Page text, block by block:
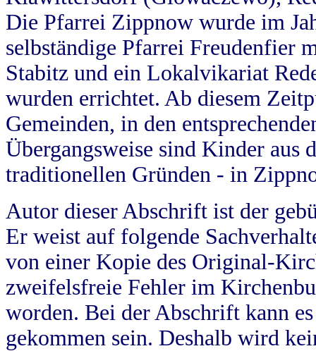
Die Pfarrei Zippnow wurde im
selbständige Pfarrei Freudenfier
Stabitz und ein Lokalvikariat
wurden errichtet. Ab diesem
Gemeinden, in den
Übergangsweise sind Kinder aus
traditionellen Gründen - in
Autor dieser Abschrift ist der
Er weist auf folgende
von einer Kopie des Original-
zweifelsfreie Fehler im
worden. Bei der Abschrift kann
gekommen sein. Deshalb wird